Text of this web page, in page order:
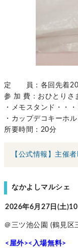
定 員：各回先着20
参 加 費：おひとりさ
・メモスタンド・・
・カップデコキーホ
所要時間：20分
【公式情報】主催
なかよしマルシェ
2026年6月27日(土
＠三ツ池公園 (鶴見区
<屋外><入場無料>